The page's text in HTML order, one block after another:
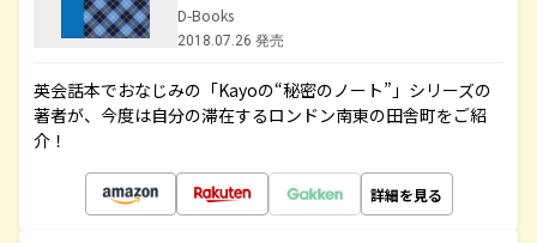
D-Books
2018.07.26 発売
英会話本でおなじみの「Kayoの“秘密のノート”」シリーズの
著者が、今度は自分の滞在するロンドン南東の田舎町をご紹
介！
詳細を見る